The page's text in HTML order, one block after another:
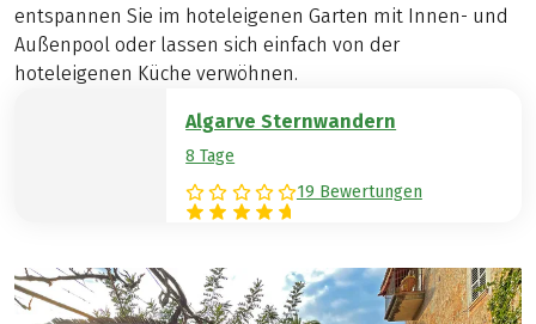
entspannen Sie im hoteleigenen Garten mit Innen- und
Außenpool oder lassen sich einfach von der
hoteleigenen Küche verwöhnen.
Algarve Sternwandern
8 Tage
19 Bewertungen